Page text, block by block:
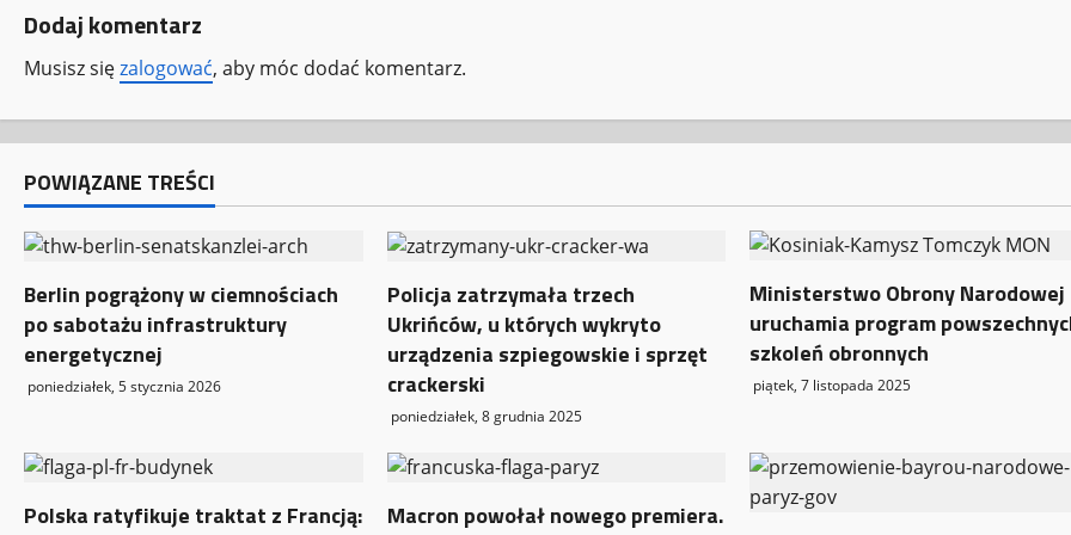
a
c
z
w
p
i
s
y
Dodaj komentarz
Musisz sięzalogować, aby móc dodać komentarz.
POWIĄZANE TREŚCI
Berlin pogrążony w ciemnościach
po sabotażu infrastruktury
energetycznej
poniedziałek, 5 stycznia 2026
Policja zatrzymała trzech
Ukrińców, u których wykryto
urządzenia szpiegowskie i sprzęt
crackerski
poniedziałek, 8 grudnia 2025
Ministerstwo Obrony Narodowej
uruchamia program
szkoleń obronnych
piątek, 7 listopada 2025
Polska ratyfikuje traktat z Francją:
Macron powołał nowego premiera.